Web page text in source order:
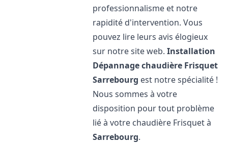
professionnalisme et notre
rapidité d'intervention. Vous
pouvez lire leurs avis élogieux
sur notre site web.Installation
Dépannage chaudière Frisquet
Sarrebourg est notre spécialité !
Nous sommes à votre
disposition pour tout problème
lié à votre chaudière Frisquet à
Sarrebourg.